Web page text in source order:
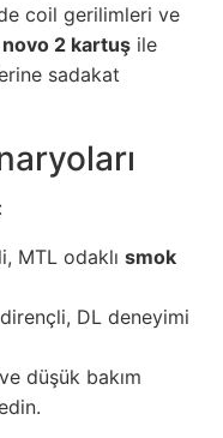
coil gerilimleri ve
2 kartuş ile
sadakat
MTL odaklı smok
DL deneyimi
düşük bakım